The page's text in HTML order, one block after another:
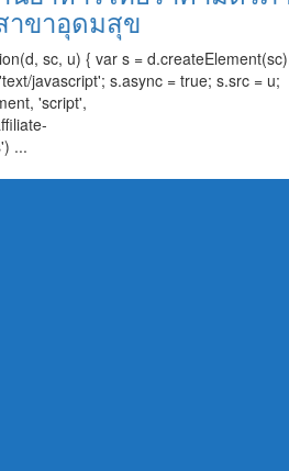
าขาอุดมสุข
sc, u) { var s =
javascript'; s.async = true; s.src = u;
'script',
...